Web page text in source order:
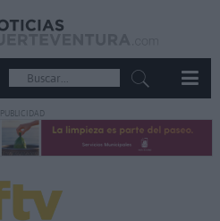
PUBLICIDAD